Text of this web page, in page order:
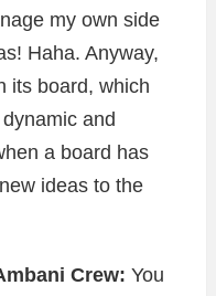
my own side
Haha. Anyway,
its board, which
and
a board has
ideas to the
Crew: You